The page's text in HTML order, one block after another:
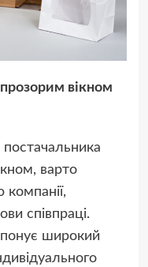
вікном
варто
компанії,
співпраці.
широкий